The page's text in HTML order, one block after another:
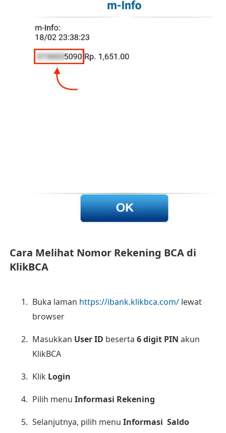
Cara Melihat Nomor Rekening BCA di
KlikBCA
Buka laman https://ibank.klikbca.com/lewat
browser
Masukkan User ID beserta 6 digit PIN akun
KlikBCA
Klik Login
Pilih menu Informasi Rekening
Selanjutnya, pilih menu Informasi Saldo